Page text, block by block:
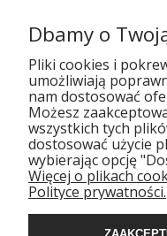
skarpetki
Dbamy o
Pliki cookies i
umożliwiają
nam dostosować
Możesz
wszystkich tych
dostosować użycie
wybierając opcję
Więcej o plikach
Polityce prywatności.